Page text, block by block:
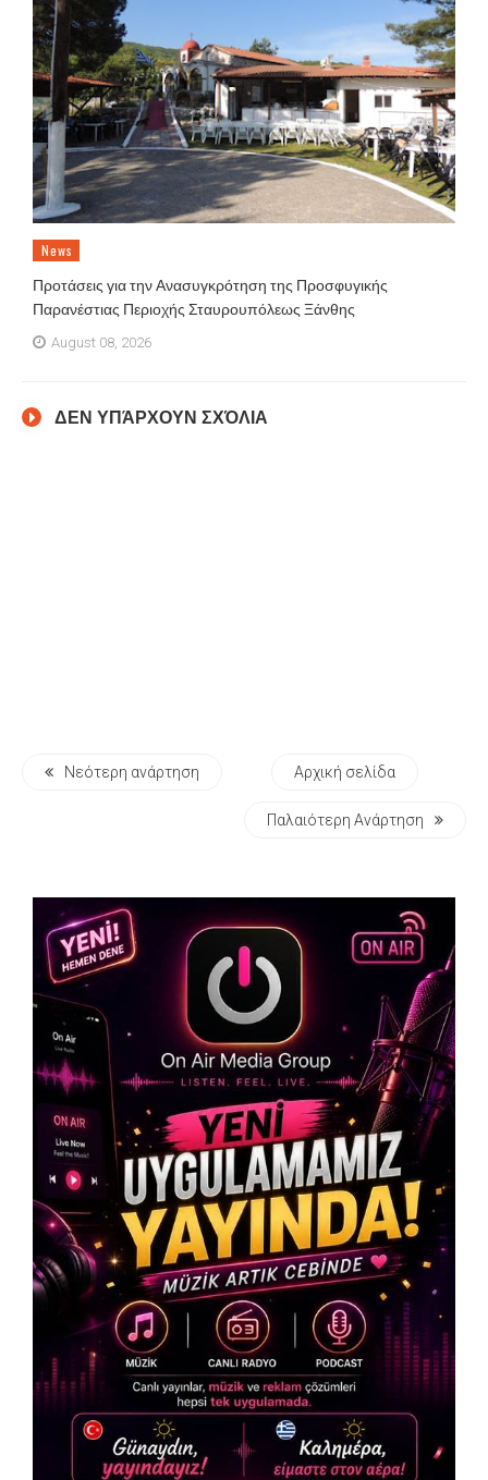
News
Προτάσεις για την Ανασυγκρότηση της Προσφυγικής
Παρανέστιας Περιοχής Σταυρουπόλεως Ξάνθης
August 08, 2026
ΔΕΝ ΥΠΆΡΧΟΥΝ ΣΧΌΛΙΑ
Νεότερη ανάρτηση Αρχική σελίδα
Παλαιότερη Ανάρτηση